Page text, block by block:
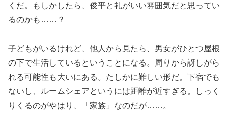
くだ。もしかしたら、俊平と礼がいい雰囲気だと思ってい
るのかも……？
子どもがいるけれど、他人から見たら、男女がひとつ屋根
の下で生活しているということになる。周りから訝しがら
れる可能性も大いにある。たしかに難しい形だ。下宿でも
ないし、ルームシェアというには距離が近すぎる。しっく
りくるのがやはり、「家族」なのだが……。